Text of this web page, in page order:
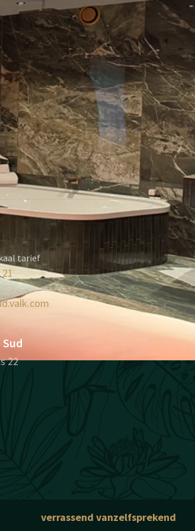
tarief
22
verrassend vanzelfsprekend